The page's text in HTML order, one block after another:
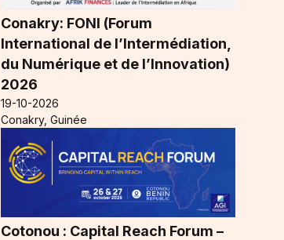
Conakry: FONI (Forum
International de l’Intermédiation,
du Numérique et de l’Innovation)
2026
19-10-2026
Conakry, Guinée
Cotonou : Capital Reach Forum –